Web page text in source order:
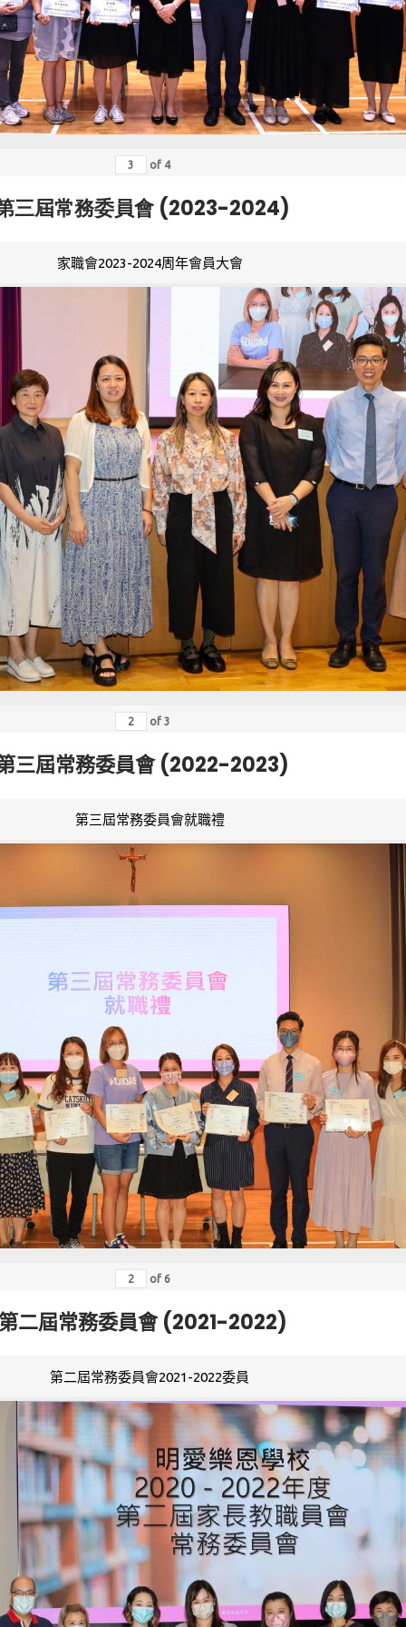
of 4
三屆常務委員會 (2023-2024)
家職會2023-2024周年會員大會
of 3
三屆常務委員會 (2022-2023)
第三屆常務委員會就職禮
of 6
二屆常務委員會 (2021-2022)
第二屆常務委員會2021-2022委員